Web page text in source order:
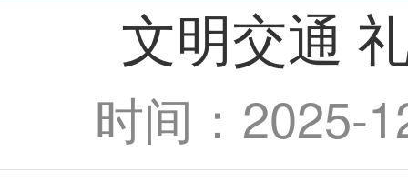
文明交通
时间：2025-